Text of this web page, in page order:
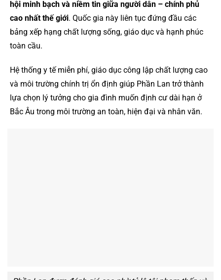
hội minh bạch và niềm tin giữa người dân – chính phủ
cao nhất thế giới. Quốc gia này liên tục đứng đầu các
bảng xếp hạng chất lượng sống, giáo dục và hạnh phúc
toàn cầu.
Hệ thống y tế miễn phí, giáo dục công lập chất lượng cao
và môi trường chính trị ổn định giúp Phần Lan trở thành
lựa chọn lý tưởng cho gia đình muốn định cư dài hạn ở
Bắc Âu trong môi trường an toàn, hiện đại và nhân văn.